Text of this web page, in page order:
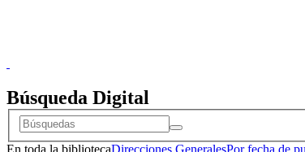
Búsqueda Digital
En toda la bibliotecaDirecciones GeneralesPor fecha de